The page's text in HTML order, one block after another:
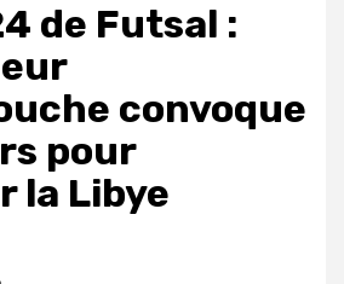
de Futsal :
convoque
pour
la Libye